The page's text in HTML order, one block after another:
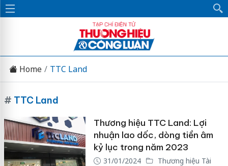
Home TTC Land
# TTC Land
Thương hiệu TTC Land: Lợi
nhuận lao dốc, dòng tiền âm
kỷ lục trong năm 2023
31/01/2024
Thương hiệu Tài